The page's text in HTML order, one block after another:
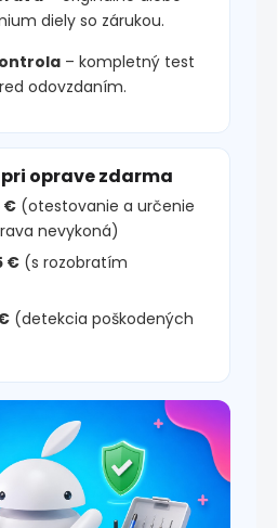
diely so zárukou.
– kompletný test
odovzdaním.
oprave zdarma
€ (otestovanie a určenie
nevykoná)
€ (s rozobratím
(detekcia poškodených